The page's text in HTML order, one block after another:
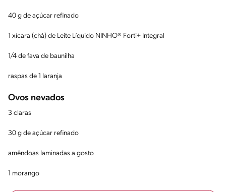
40 g de açúcar refinado
1 xícara (chá) de Leite Líquido NINHO® Forti+ Integral
1/4 de fava de baunilha
raspas de 1 laranja
Ovos nevados
3 claras
30 g de açúcar refinado
amêndoas laminadas a gosto
1 morango